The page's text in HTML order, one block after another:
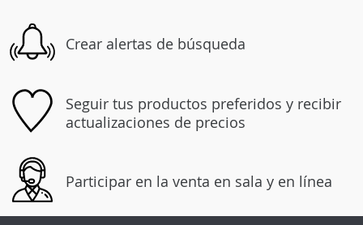
Crear alertas de búsqueda
Seguir tus productos preferidos y recibir
actualizaciones de precios
Participar en la venta en sala y en línea